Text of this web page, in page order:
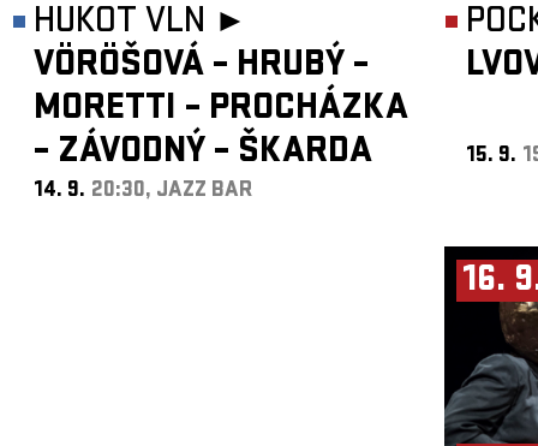
HUKOT VLN ►
VÖRÖŠOVÁ – HRUBÝ –
MORETTI – PROCHÁZKA
– ZÁVODNÝ – ŠKARDA
14. 9. 20:30, JAZZ BAR
15. 9.
16.